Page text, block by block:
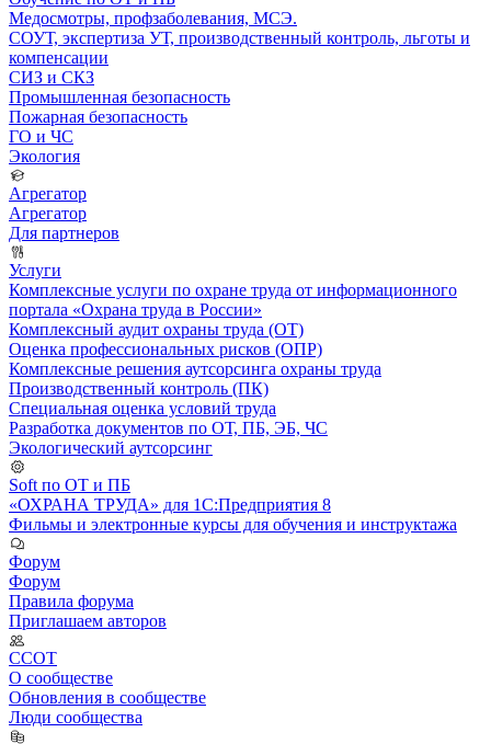
Медосмотры, профзаболевания, МСЭ.
СОУТ, экспертиза УТ, производственный контроль, льготы и
компенсации
СИЗ и СКЗ
Промышленная безопасность
Пожарная безопасность
ГО и ЧС
Экология
Агрегатор
Агрегатор
Для партнеров
Услуги
Комплексные услуги по охране труда от информационного
портала «Охрана труда в России»
Комплексный аудит охраны труда (ОТ)
Оценка профессиональных рисков (ОПР)
Комплексные решения аутсорсинга охраны труда
Производственный контроль (ПК)
Специальная оценка условий труда
Разработка документов по ОТ, ПБ, ЭБ, ЧС
Экологический аутсорсинг
Soft по ОТ и ПБ
«ОХРАНА ТРУДА» для 1С:Предприятия 8
Фильмы и электронные курсы для обучения и инструктажа
Форум
Форум
Правила форума
Приглашаем авторов
ССОТ
О сообществе
Обновления в сообществе
Люди сообщества